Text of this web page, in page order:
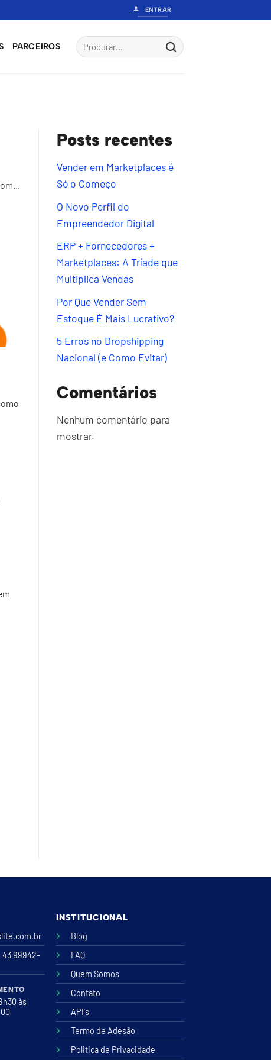
ENTRAR
PARCEIROS
Posts recentes
Vender em Marketplaces é
Só o Começo
O Novo Perfil do
Empreendedor Digital
ERP + Fornecedores +
Marketplaces: A Tríade que
Multiplica Vendas
Por Que Vender Sem
Estoque É Mais Lucrativo?
5 Erros no Dropshipping
Nacional (e Como Evitar)
Comentários
Nenhum comentário para
mostrar.
43 99942-
às
INSTITUCIONAL
Blog
FAQ
Quem Somos
Contato
API's
Termo de Adesão
Politica de Privacidade